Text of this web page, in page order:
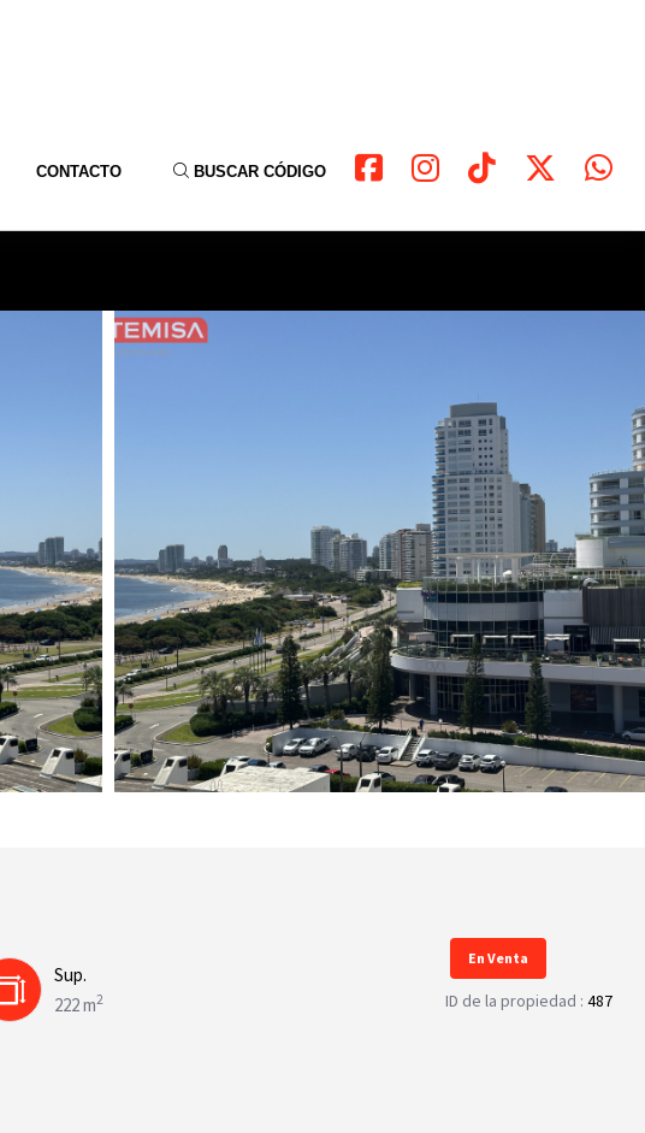
CONTACTO BUSCAR CÓDIGO
Sup.
222 m2
En Venta
ID de la propiedad : 487